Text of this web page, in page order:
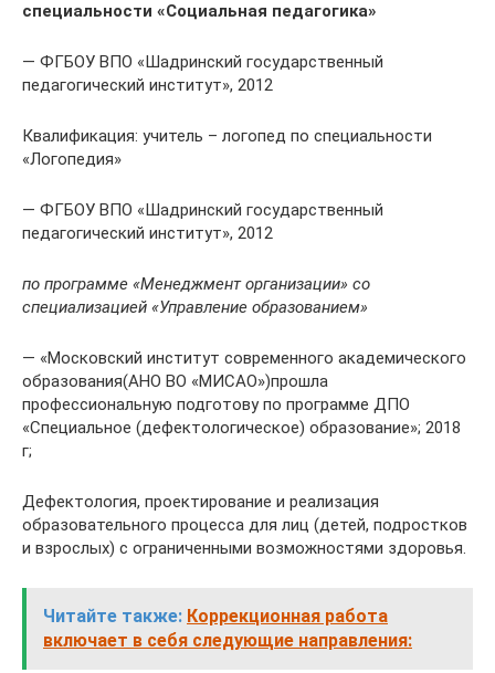
специальности «Социальная педагогика»
— ФГБОУ ВПО «Шадринский государственный
педагогический институт», 2012
Квалификация: учитель – логопед по специальности
«Логопедия»
— ФГБОУ ВПО «Шадринский государственный
педагогический институт», 2012
по программе «Менеджмент организации» со
специализацией «Управление образованием»
— «Московский институт современного академического
образования(АНО ВО «МИСАО»)прошла
профессиональную подготову по программе ДПО
«Специальное (дефектологическое) образование»; 2018
г;
Дефектология, проектирование и реализация
образовательного процесса для лиц (детей, подростков
и взрослых) с ограниченными возможностями здоровья.
Читайте также: Коррекционная работа
включает в себя следующие направления: